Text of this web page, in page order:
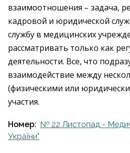
взаимоотношения – задача,
кадровой и юридической
службу в медицинских
рассматривать только как
деятельности. Все, что
взаимодействие между
(физическими или
участия.
Номер: № 22 Листопад -
України"